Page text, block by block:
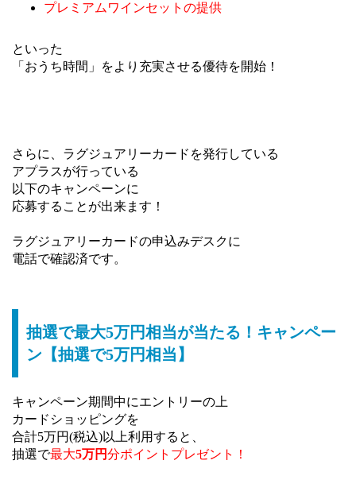
プレミアムワインセットの提供
といった
「おうち時間」をより充実させる優待を開始！
さらに、ラグジュアリーカードを発行している
アプラスが行っている
以下のキャンペーンに
応募することが出来ます！
ラグジュアリーカードの申込みデスクに
電話で確認済です。
抽選で最大5万円相当が当たる！キャンペー
ン【抽選で5万円相当】
キャンペーン期間中にエントリーの上
カードショッピングを
合計5万円(税込)以上利用すると、
抽選で最大5万円分ポイントプレゼント！